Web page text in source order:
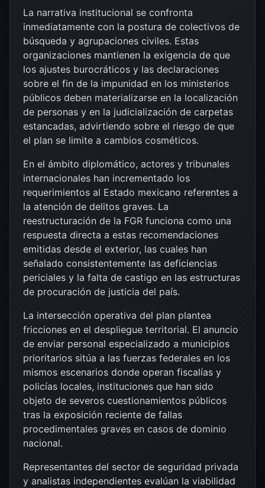
La narrativa institucional se confronta
inmediatamente con la postura de colectivos de
búsqueda y agrupaciones civiles. Estas
organizaciones mantienen la exigencia de que
los ajustes burocráticos y las declaraciones
sobre el fin de la impunidad en los ministerios
públicos deben materializarse en la localización
de personas y en la judicialización de carpetas
estancadas, advirtiendo sobre el riesgo de que
el plan se limite a cambios cosméticos.
En el ámbito diplomático, actores y tribunales
internacionales han incrementado los
requerimientos al Estado mexicano referentes a
la atención de delitos graves. La
reestructuración de la FGR funciona como una
respuesta directa a estas recomendaciones
emitidas desde el exterior, las cuales han
señalado consistentemente las deficiencias
periciales y la falta de castigo en las estructuras
de procuración de justicia del país.
La intersección operativa del plan plantea
fricciones en el despliegue territorial. El anuncio
de enviar personal especializado a municipios
prioritarios sitúa a las fuerzas federales en los
mismos escenarios donde operan fiscalías y
policías locales, instituciones que han sido
objeto de severos cuestionamientos públicos
tras la exposición reciente de fallas
procedimentales graves en casos de dominio
nacional.
Representantes del sector de seguridad privada
y analistas independientes evalúan la viabilidad